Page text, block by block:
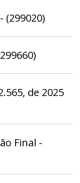
(299020)
de 2025
Final -